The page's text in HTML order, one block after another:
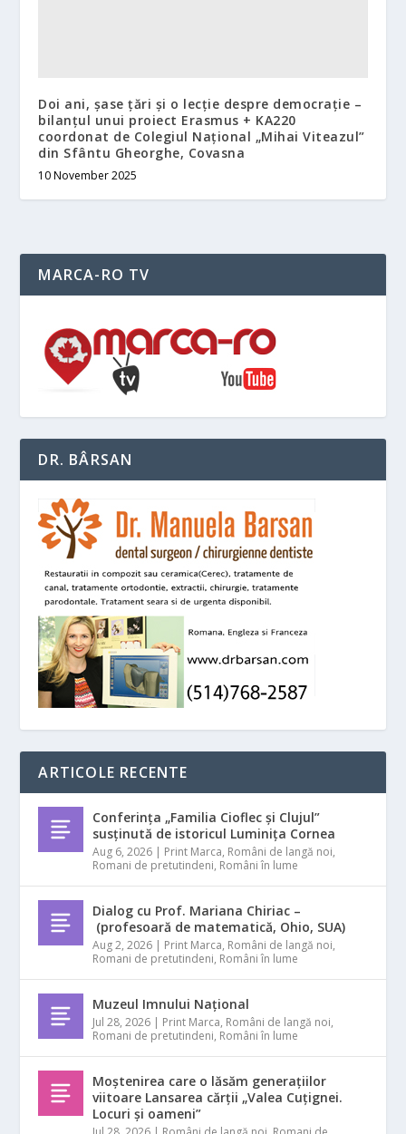
Doi ani, șase țări și o lecție despre democrație –
bilanțul unui proiect Erasmus + KA220
coordonat de Colegiul Național „Mihai Viteazul”
din Sfântu Gheorghe, Covasna
10 November 2025
MARCA-RO TV
DR. BÂRSAN
ARTICOLE RECENTE
Conferința „Familia Cioflec și Clujul”
susținută de istoricul Luminița Cornea
Aug 6, 2026 | Print Marca, Români de langă noi,
Romani de pretutindeni, Români în lume
Dialog cu Prof. Mariana Chiriac –
(profesoară de matematică, Ohio, SUA)
Aug 2, 2026 | Print Marca, Români de langă noi,
Romani de pretutindeni, Români în lume
Muzeul Imnului Național
Jul 28, 2026 | Print Marca, Români de langă noi,
Romani de pretutindeni, Români în lume
Moștenirea care o lăsăm generațiilor
viitoare Lansarea cărții „Valea Cuțignei.
Locuri și oameni”